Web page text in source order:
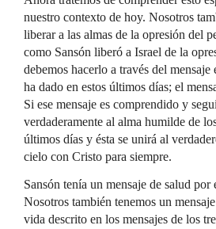
nuestro contexto de hoy. Nosotros
liberar a las almas de la opresión del
como Sansón liberó a Israel de la
debemos hacerlo a través del
ha dado en estos últimos días; el
Si ese mensaje es comprendido y
verdaderamente al alma humilde de
últimos días y ésta se unirá al
cielo con Cristo para siempre.
Sansón tenía un mensaje de salud
Nosotros también tenemos un
vida descrito en los mensajes de los